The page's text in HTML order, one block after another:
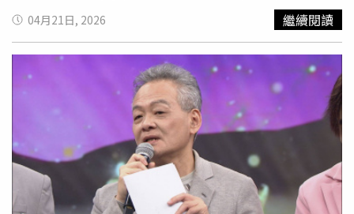
影組）4月11日朱海君出席「玉梅10週年紀念音樂會」並演
唱3首歌曲，由於演出前媒體採訪時問及與NONO的近況引
起一陣騷亂，身邊的男性隨行人員接下來特別警惕，小心翼
翼地護著朱海君。下午3點半，演出結束後，男子緊跟著朱
海君身邊，並不時抓著對方的手臂，甚至將對方摟著，離場
時2人手還緊牽在一起。演出結束後，該男子隨即摟著朱海
君快步離開。（圖／本刊攝影組）面對媒體朱海君立刻垮下
臉與男子牽手離去。（圖／本刊攝影組）在男子護送下朱海
君抵達台北車站。（圖／本刊攝影組）在車站朱海君遇到當
天同場演出的翁立友。（圖／本刊攝影組）4點10分，一行
人搭乘廂型車抵達台北車站，助理先下車取票。大約10分鐘
04月21日, 2026 繼續閱讀